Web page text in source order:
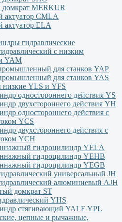
MERKUR
актуатор CMLA
актуатор ЕLA
гидравлические
с низким
YAM
для станков YAP
для станков YAS
низкие YLS и YFS
одностороннего действия YS
двухстороннего действия YН
одностороннего действия с
YСS
двухстороннего действия с
YСН
гидроцилиндр YELA
гидроцилиндр YEHВ
гидроцилиндр YEGВ
универсальный JH
алюминиевый АJH
домкрат ST
YHS
стягивающий YALE YPL
цепные и рычажные,